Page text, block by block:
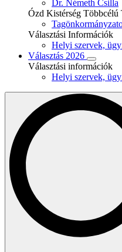
Dr. Németh Csilla
Ózd Kistérség Többcélú
Választási Információk
Helyi szervek,
Választás 2026
Választási információk
Helyi szervek,